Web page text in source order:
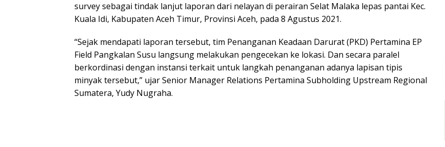
survey sebagai tindak lanjut laporan dari nelayan di perairan Selat Malaka lepas pantai Kec.
Kuala Idi, Kabupaten Aceh Timur, Provinsi Aceh, pada 8 Agustus 2021.
“Sejak mendapati laporan tersebut, tim Penanganan Keadaan Darurat (PKD) Pertamina EP
Field Pangkalan Susu langsung melakukan pengecekan ke lokasi. Dan secara paralel
berkordinasi dengan instansi terkait untuk langkah penanganan adanya lapisan tipis
minyak tersebut,” ujar Senior Manager Relations Pertamina Subholding Upstream Regional
Sumatera, Yudy Nugraha.